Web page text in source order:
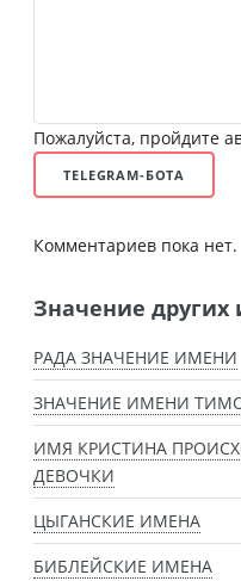
Пожалуйста, пройдите
TELEGRAM-БОТА
Комментариев пока нет.
Значение других
РАДА ЗНАЧЕНИЕ ИМЕНИ
ЗНАЧЕНИЕ ИМЕНИ
ИМЯ КРИСТИНА
ДЕВОЧКИ
ЦЫГАНСКИЕ ИМЕНА
БИБЛЕЙСКИЕ ИМЕНА